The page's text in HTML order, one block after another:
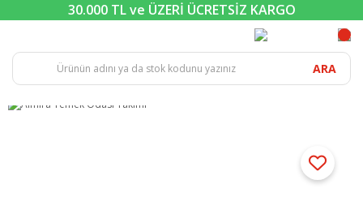
30.000 TL ve ÜZERİ ÜCRETSİZ KARGO
ARA